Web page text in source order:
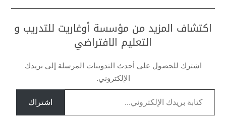
اكتشاف المزيد من مؤسسة أوغاريت للتدريب و
التعليم الافتراضي
اشترك للحصول على أحدث التدوينات المرسلة إلى بريدك
الإلكتروني.
كتابة بريدك الإلكتروني...
اشتراك